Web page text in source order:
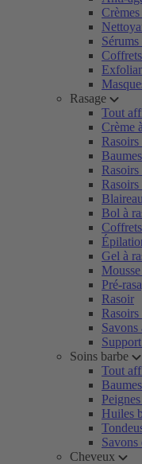
Rasage
Tout
Crème
Rasoirs
Rasoirs
Bol à
Gel à
Pré-
Rasoir
Savons
Soins barbe
Tout
Huiles
Savons
Cheveux